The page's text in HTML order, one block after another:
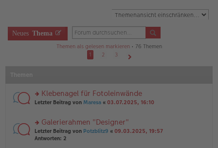
Neues Thema
Themen als gelesen markieren• 76 Themen
1
2
3
rs
u
n
g
Klebenagel für Fotoleinwände
Letzter Beitrag von Maresa « 03.07.2025, 16:10
rs
te
Galerierahmen "Designer"
Letzter Beitrag von Potzblitz9 « 09.03.2025, 19:57
Antworten: 2